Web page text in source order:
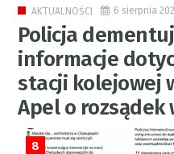
AKTUALNOŚCI 6 sierpnia
Policja
informacje
stacji kolejowej
Apel o rozsądek
8